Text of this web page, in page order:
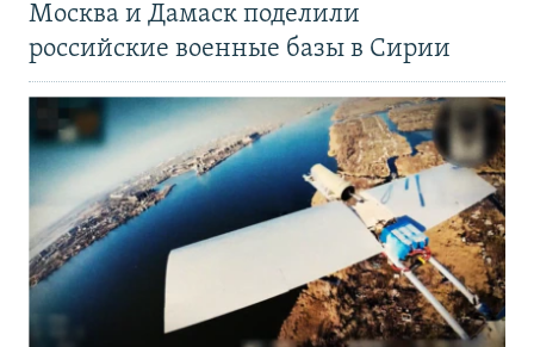
Москва и Дамаск поделили
российские военные базы в Сирии